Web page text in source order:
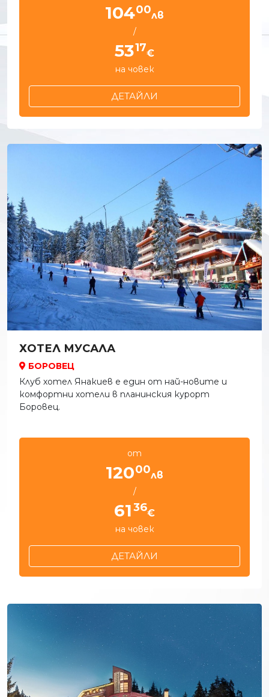
10400лв
/
5317€
на човек
ДЕТАЙЛИ
ХОТЕЛ МУСАЛА
БОРОВЕЦ
Клуб хотел Янакиев е един от най-новите и
комфортни хотели в планинския курорт
Боровец.
от
12000лв
/
6136€
на човек
ДЕТАЙЛИ